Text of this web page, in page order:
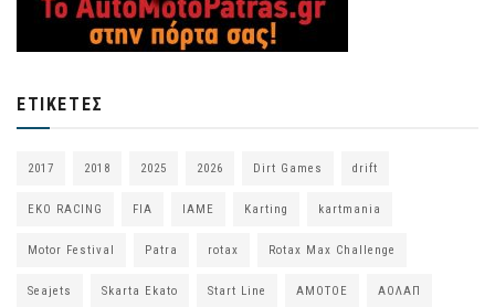
ΕΤΙΚΈΤΕΣ
2017 2018 2025 2026 Dirt Games drift
EKO RACING FIA IAME Karting kartmania
Motor Festival Patra rotax Rotax Max Challenge
Seajets Skarta Ekato Start Line ΑΜΟΤΟΕ ΑΟΛΑΠ